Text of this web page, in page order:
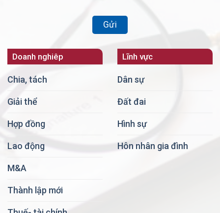
Doanh nghiêp
Chia, tách
Giải thể
Hợp đồng
Lao động
M&A
Thành lập mới
Lĩnh vực
Dân sự
Đất đai
Hình sự
Hôn nhân gia đình